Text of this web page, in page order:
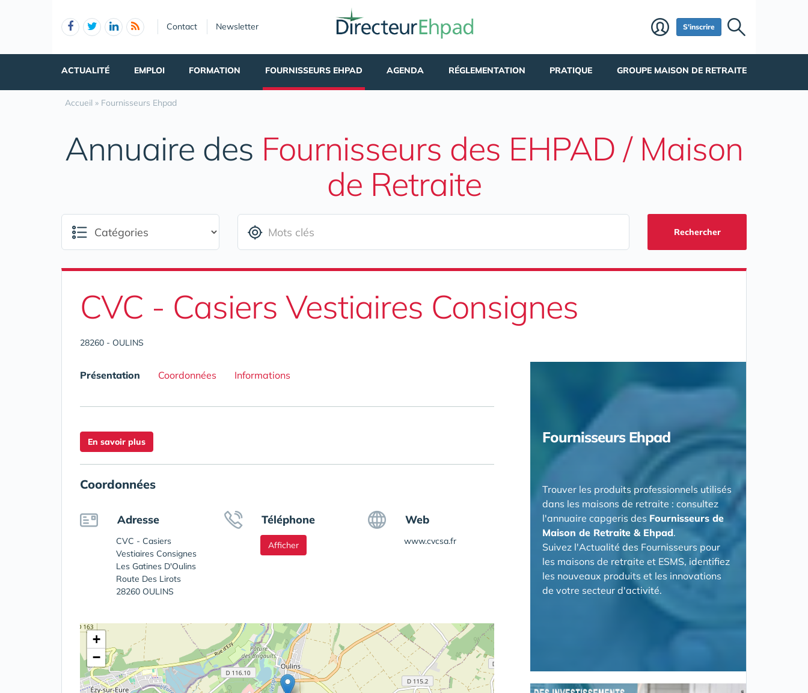
Contact Newsletter S'inscrire
ACTUALITÉ EMPLOI FORMATION FOURNISSEURS EHPAD AGENDA RÉGLEMENTATION PRATIQUE GROUPE MAISON DE RETRAITE
Accueil » Fournisseurs Ehpad
Annuaire des Fournisseurs des EHPAD / Maison
de Retraite
Rechercher
CVC - Casiers Vestiaires Consignes
28260 - OULINS
Présentation Coordonnées Informations
En savoir plus
Coordonnées
Adresse
CVC - Casiers
Vestiaires Consignes
Les Gatines D'Oulins
Route Des Lirots
28260 OULINS
Téléphone
Afficher
Web
www.cvcsa.fr
+
−
Fournisseurs Ehpad
Trouver les produits professionnels utilisés
dans les maisons de retraite : consultez
l'annuaire capgeris des Fournisseurs de
Maison de Retraite & Ehpad.
Suivez l'Actualité des Fournisseurs pour
les maisons de retraite et ESMS, identifiez
les nouveaux produits et les innovations
de votre secteur d'activité.